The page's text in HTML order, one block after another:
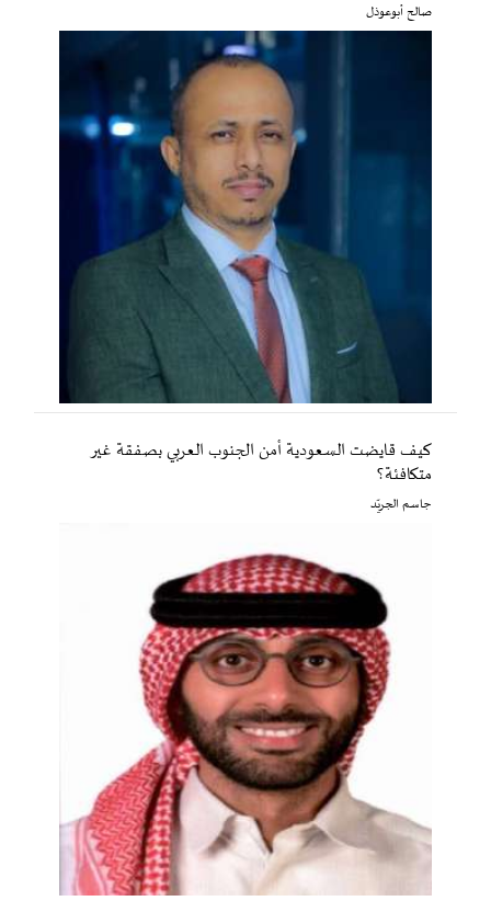
صالح أبوعوذل
كيف قايضت السعودية أمن الجنوب العربي بصفقة غير
متكافئة؟
جاسم الجريّد